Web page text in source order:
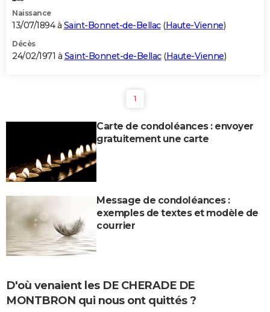
Naissance
13/07/1894 à Saint-Bonnet-de-Bellac(Haute-Vienne)
Décès
24/02/1971 à Saint-Bonnet-de-Bellac(Haute-Vienne)
1
Carte de condoléances : envoyer
gratuitement une carte
Message de condoléances :
exemples de textes et modèle de
courrier
D'où venaient les DE CHERADE DE
MONTBRON qui nous ont quittés ?